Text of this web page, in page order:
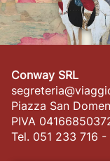
Conway SRL
Piazza San
PIVA
Tel. 051 233 716